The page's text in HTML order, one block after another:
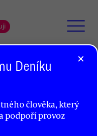
×
Deníku
člověka, který
podpoří provoz